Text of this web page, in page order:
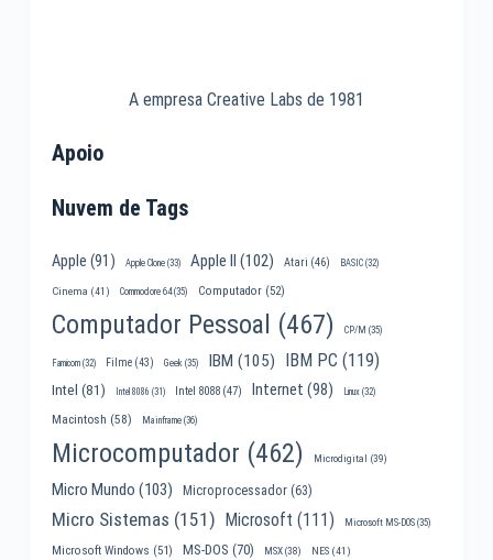
A empresa Creative Labs de 1981
Apoio
Nuvem de Tags
Apple (91) Apple Clone(33) Apple II (102) Atari (46) BASIC(32)
Cinema (41) Commodore 64(35) Computador(52)
Computador Pessoal (467) CP/M (35)
Famicom(32) Filme(43) Geek(35) IBM (105) IBM PC (119)
Intel (81) Intel 8086 (31) Intel 8088(47) Internet (98) Linux(32)
Macintosh (58) Mainframe(36)
Microcomputador (462) Microdigital (39)
Micro Mundo (103) Microprocessador(63)
Micro Sistemas (151) Microsoft (111) Microsoft MS-DOS(35)
Microsoft Windows (51) MS-DOS (70) MSX(38) NES(41)